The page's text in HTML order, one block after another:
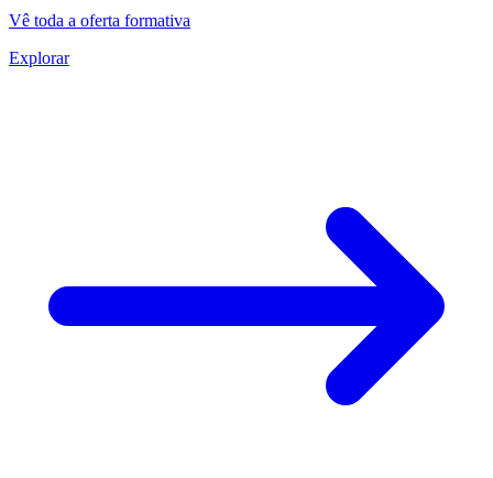
Vê toda a oferta formativa
Explorar